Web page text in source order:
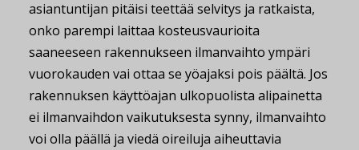
asiantuntijan pitäisi teettää selvitys ja ratkaista,
onko parempi laittaa kosteusvaurioita
saaneeseen rakennukseen ilmanvaihto ympäri
vuorokauden vai ottaa se yöajaksi pois päältä. Jos
rakennuksen käyttöajan ulkopuolista alipainetta
ei ilmanvaihdon vaikutuksesta synny, ilmanvaihto
voi olla päällä ja viedä oireiluja aiheuttavia